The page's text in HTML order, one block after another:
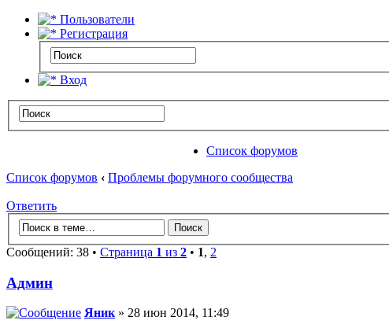
Пользователи
Регистрация
Вход
Список форумов
Список форумов ‹ Проблемы форумного сообщества
Ответить
Сообщений: 38 • Страница 1 из 2 • 1, 2
Админ
Яник » 28 июн 2014, 11:49